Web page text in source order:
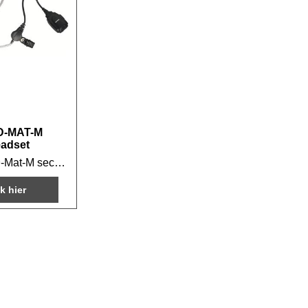
MAT-M
Telecom JD-Mat-M security headset
hier